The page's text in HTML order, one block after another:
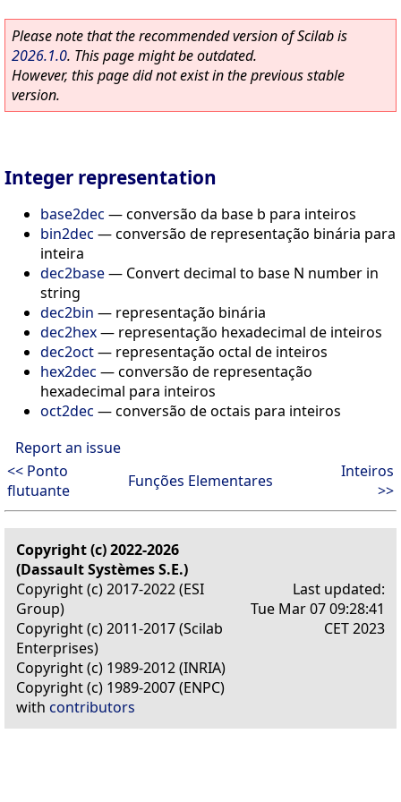
Please note that the recommended version of Scilab is
2026.1.0. This page might be outdated.
However, this page did not exist in the previous stable
version.
Integer representation
base2dec —conversão da base b para inteiros
bin2dec —conversão de representação binária para
inteira
dec2base— Convert decimal to base N number in
string
dec2bin — representação binária
dec2hex— representação hexadecimal de inteiros
dec2oct— representação octal de inteiros
hex2dec —conversão de representação
hexadecimal para inteiros
oct2dec —conversão de octais para inteiros
Report an issue
<< Ponto
flutuante
Funções Elementares
Inteiros
>>
Copyright (c) 2022-2026
(Dassault Systèmes S.E.)
Copyright (c) 2017-2022 (ESI
Group)
Copyright (c) 2011-2017 (Scilab
Enterprises)
Copyright (c) 1989-2012 (INRIA)
Copyright (c) 1989-2007 (ENPC)
with contributors
Last updated:
Tue Mar 07 09:28:41
CET 2023